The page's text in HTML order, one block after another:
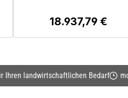
Regulärer Preis:
18.937,79 €
Ihren landwirtschaftlichen Bedarf